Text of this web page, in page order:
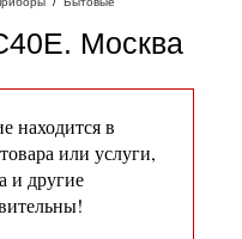
. Москва
находится в
или услуги,
и другие